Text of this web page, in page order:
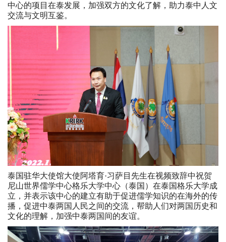
中心的项目在泰发展，加强双方的文化了解，助力泰中人文
交流与文明互鉴。
泰国驻华大使馆大使阿塔育·习萨目先生在视频致辞中祝贺
尼山世界儒学中心格乐大学中心（泰国）在泰国格乐大学成
立，并表示该中心的建立有助于促进儒学知识的在海外的传
播，促进中泰两国人民之间的交流，帮助人们对两国历史和
文化的理解，加强中泰两国间的友谊。